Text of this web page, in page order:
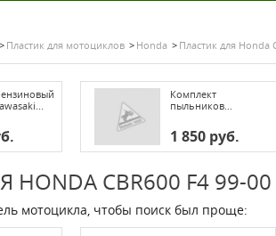
Пластик для мотоциклов Honda Пластик для Honda
Комплект
пыльников...
1 850 руб.
CBR600 F4 99-00
мотоцикла, чтобы поиск был проще: